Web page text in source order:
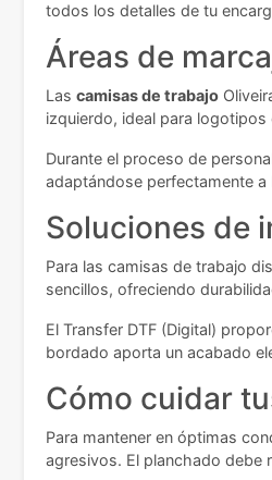
todos los detalles de tu
Áreas de
Las camisas de trabajo
izquierdo, ideal para
Durante el proceso de
adaptándose perfectamente a
Soluciones de
Para las camisas de trabajo
sencillos, ofreciendo
El Transfer DTF (Digital)
bordado aporta un acabado
Cómo cuidar
Para mantener en óptimas
agresivos. El planchado debe